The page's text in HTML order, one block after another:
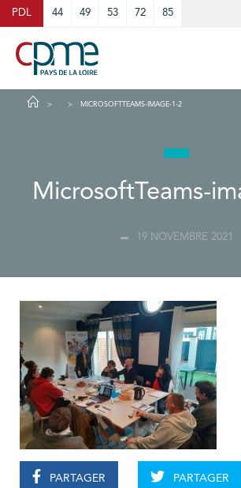
PDL 44 49 53 72 85
MICROSOFTTEAMS-IMAGE-1-2
MicrosoftTeams-
19 NOVEMBRE 2021
PARTAGER PARTAGER
Cookies management panel